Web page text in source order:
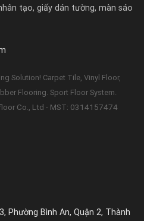
tạo, giấy dán tường, màn sáo
Solution! Carpet Tile, Vinyl Floor,
Flooring. Sport Floor System.
Co., Ltd - MST: 0314157474
Phường Bình An, Quận 2, Thành